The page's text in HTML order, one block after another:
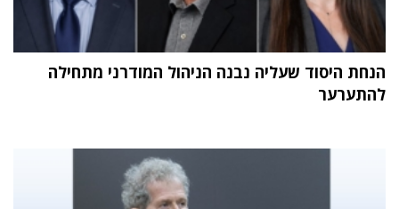
הנחת היסוד שעליה נבנה הניהול המודרני מתחילה
להתערער